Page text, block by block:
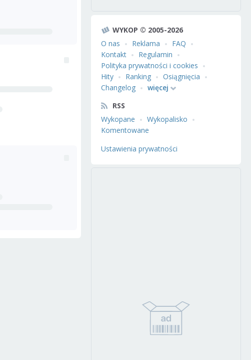
WYKOP © 2005-2026
O nas
Reklama
FAQ
Kontakt
Regulamin
Polityka prywatności i cookies
Hity
Ranking
Osiągnięcia
Changelog
więcej
RSS
Wykopane
Wykopalisko
Komentowane
Ustawienia prywatności